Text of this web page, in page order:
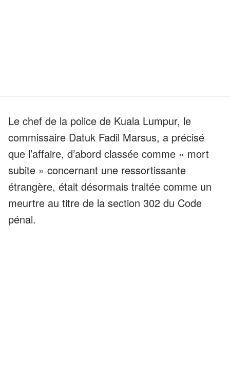
Le chef de la police de Kuala Lumpur, le
commissaire Datuk Fadil Marsus, a précisé
que l’affaire, d’abord classée comme « mort
subite » concernant une ressortissante
étrangère, était désormais traitée comme un
meurtre au titre de la section 302 du Code
pénal.